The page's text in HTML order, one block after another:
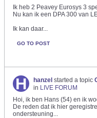
Ik heb 2 Peavey Eurosys 3
Nu kan ik een DPA 300 van
Ik kan daar...
GO TO POST
hanzel started a topic
in LIVE FORUM
Hoi, ik ben Hans (54) en ik
De reden dat ik hier
ondersteuning...